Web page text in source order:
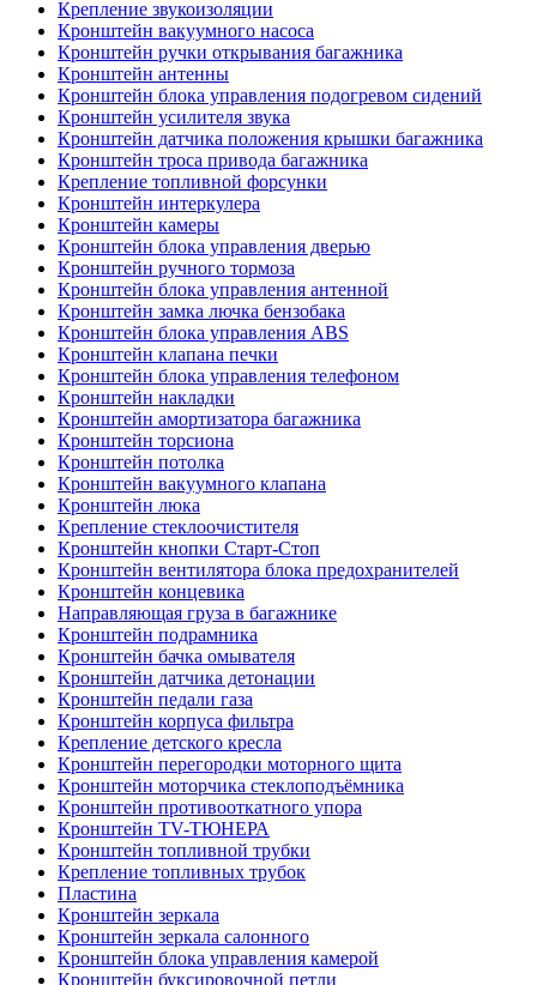
Крепление звукоизоляции
Кронштейн вакуумного насоса
Кронштейн ручки открывания багажника
Кронштейн антенны
Кронштейн блока управления подогревом сидений
Кронштейн усилителя звука
Кронштейн датчика положения крышки багажника
Кронштейн троса привода багажника
Крепление топливной форсунки
Кронштейн интеркулера
Кронштейн камеры
Кронштейн блока управления дверью
Кронштейн ручного тормоза
Кронштейн блока управления антенной
Кронштейн замка лючка бензобака
Кронштейн блока управления ABS
Кронштейн клапана печки
Кронштейн блока управления телефоном
Кронштейн накладки
Кронштейн амортизатора багажника
Кронштейн торсиона
Кронштейн потолка
Кронштейн вакуумного клапана
Кронштейн люка
Крепление стеклоочистителя
Кронштейн кнопки Старт-Стоп
Кронштейн вентилятора блока предохранителей
Кронштейн концевика
Направляющая груза в багажнике
Кронштейн подрамника
Кронштейн бачка омывателя
Кронштейн датчика детонации
Кронштейн педали газа
Кронштейн корпуса фильтра
Крепление детского кресла
Кронштейн перегородки моторного щита
Кронштейн моторчика стеклоподъёмника
Кронштейн противооткатного упора
Кронштейн TV-ТЮНЕРА
Кронштейн топливной трубки
Крепление топливных трубок
Пластина
Кронштейн зеркала
Кронштейн зеркала салонного
Кронштейн блока управления камерой
Кронштейн буксировочной петли